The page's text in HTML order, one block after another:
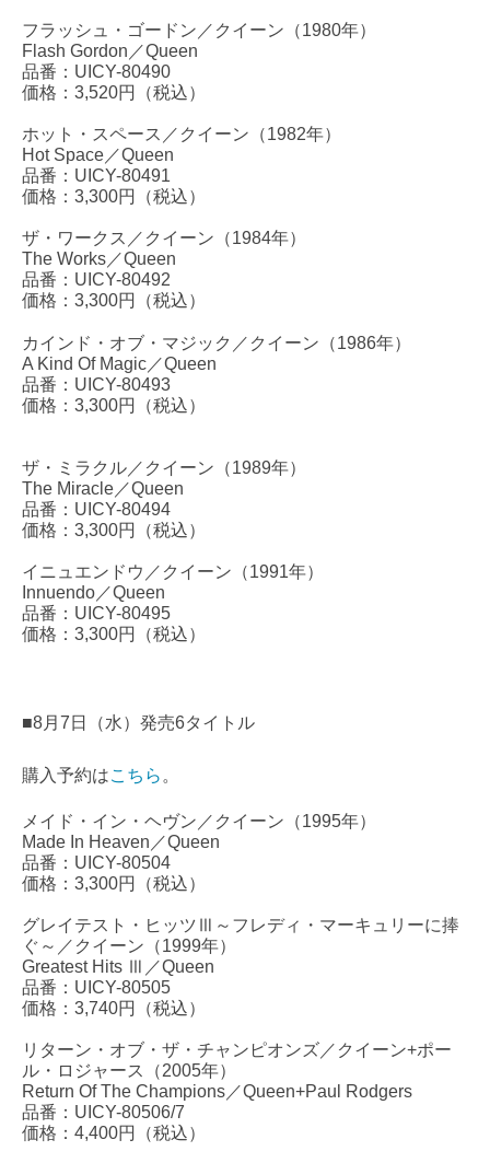
フラッシュ・ゴードン／クイーン（1980年）
Flash Gordon／Queen
品番：UICY-80490
価格：3,520円（税込）
ホット・スペース／クイーン（1982年）
Hot Space／Queen
品番：UICY-80491
価格：3,300円（税込）
ザ・ワークス／クイーン（1984年）
The Works／Queen
品番：UICY-80492
価格：3,300円（税込）
カインド・オブ・マジック／クイーン（1986年）
A Kind Of Magic／Queen
品番：UICY-80493
価格：3,300円（税込）
ザ・ミラクル／クイーン（1989年）
The Miracle／Queen
品番：UICY-80494
価格：3,300円（税込）
イニュエンドウ／クイーン（1991年）
Innuendo／Queen
品番：UICY-80495
価格：3,300円（税込）
■8月7日（水）発売6タイトル
購入予約はこちら 。
メイド・イン・ヘヴン／クイーン（1995年）
Made In Heaven／Queen
品番：UICY-80504
価格：3,300円（税込）
グレイテスト・ヒッツⅢ～フレディ・マーキュリーに捧
ぐ～／クイーン（1999年）
Greatest Hits Ⅲ／Queen
品番：UICY-80505
価格：3,740円（税込）
リターン・オブ・ザ・チャンピオンズ／クイーン+ポー
ル・ロジャース（2005年）
Return Of The Champions／Queen+Paul Rodgers
品番：UICY-80506/7
価格：4,400円（税込）